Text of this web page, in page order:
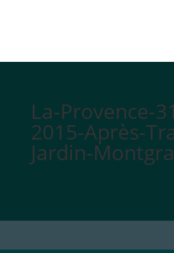
La-Provence-
2015-Après-
Jardin-